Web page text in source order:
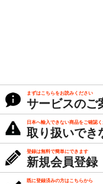
まずはこちらをお読みください
サービスのご
日本へ輸入できない商品をご確認
取り扱いでき
登録は無料で簡単にできます
新規会員登録
既に登録済みの方はこちらから